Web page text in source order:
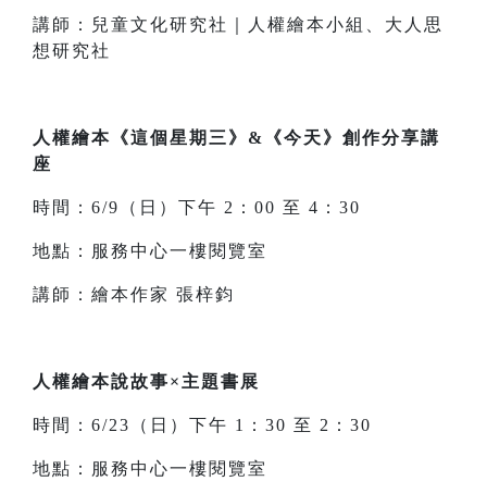
講師：兒童文化研究社｜人權繪本小組、大人思
想研究社
人權繪本《這個星期三》&《今天》創作分享講
座
時間：6/9（日）下午 2：00 至 4：30
地點：服務中心一樓閱覽室
講師：繪本作家 張梓鈞
人權繪本說故事×主題書展
時間：6/23（日）下午 1：30 至 2：30
地點：服務中心一樓閱覽室